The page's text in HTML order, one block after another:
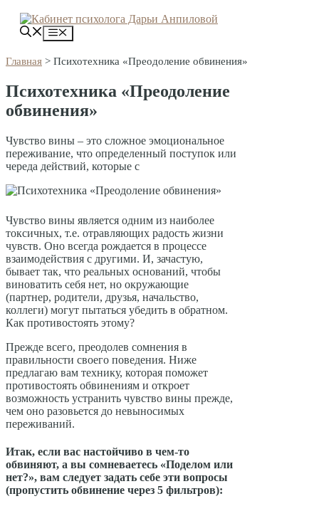
Перейти
содержимомуМеню
Главная > Психотехника «Преодоление обвинения»
Психотехника «Преодоление
обвинения»
Чувство вины – это сложное эмоциональное
переживание, что определенный поступок или
череда действий, которые с
Чувство вины является одним из наиболее
токсичных, т.е. отравляющих радость жизни
чувств. Оно всегда рождается в процессе
взаимодействия с другими. И, зачастую,
бывает так, что реальных оснований, чтобы
виноватить себя нет, но окружающие
(партнер, родители, друзья, начальство,
коллеги) могут пытаться убедить в обратном.
Как противостоять этому?
Прежде всего, преодолев сомнения в
правильности своего поведения. Ниже
предлагаю вам технику, которая поможет
противостоять обвинениям и откроет
возможность устранить чувство вины прежде,
чем оно разовьется до невыносимых
переживаний.
Итак, если вас настойчиво в чем-то
обвиняют, а вы сомневаетесь «Поделом или
нет?», вам следует задать себе эти вопросы
(пропустить обвинение через 5 фильтров):